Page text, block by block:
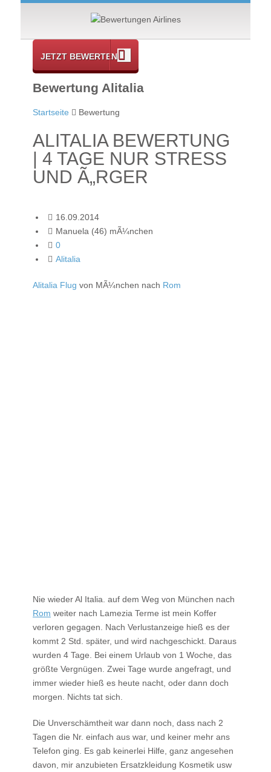
JETZT BEWERTEN
Bewertung Alitalia
Startseite Bewertung
ALITALIA BEWERTUNG
| 4 TAGE NUR STRESS
UND Ã„RGER
16.09.2014
Manuela (46) mÃ¼nchen
0
Alitalia
Alitalia Flug von MÃ¼nchen nach Rom
Nie wieder Al Italia. auf dem Weg von München nach
Rom weiter nach Lamezia Terme ist mein Koffer
verloren gegagen. Nach Verlustanzeige hieß es der
kommt 2 Std. später, und wird nachgeschickt. Daraus
wurden 4 Tage. Bei einem Urlaub von 1 Woche, das
größte Vergnügen. Zwei Tage wurde angefragt, und
immer wieder hieß es heute nacht, oder dann doch
morgen. Nichts tat sich.
Die Unverschämtheit war dann noch, dass nach 2
Tagen die Nr. einfach aus war, und keiner mehr ans
Telefon ging. Es gab keinerlei Hilfe, ganz angesehen
davon, mir anzubieten Ersatzkleidung Kosmetik usw